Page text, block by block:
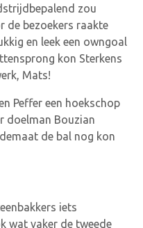
zou
de bezoekers raakte
en leek een owngoal
kon Sterkens
Mats!
Peffer een hoekschop
doelman Bouzian
de bal nog kon
iets
wat vaker de tweede